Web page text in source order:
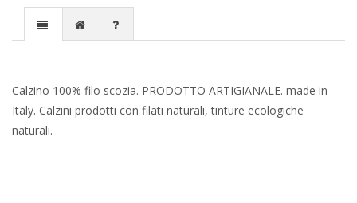
Calzino 100% filo scozia. PRODOTTO ARTIGIANALE. made in
Italy. Calzini prodotti con filati naturali, tinture ecologiche
naturali.